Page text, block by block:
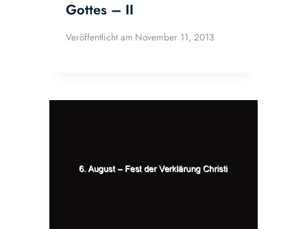
Gottes – II
Veröffentlicht am November 11, 2013